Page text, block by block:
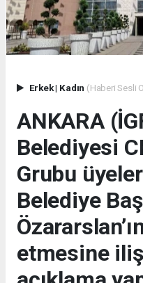
Erkek| Kadın (Haberi Sesli
ANKARA
Belediyesi
Grubu
Belediye
etmesine